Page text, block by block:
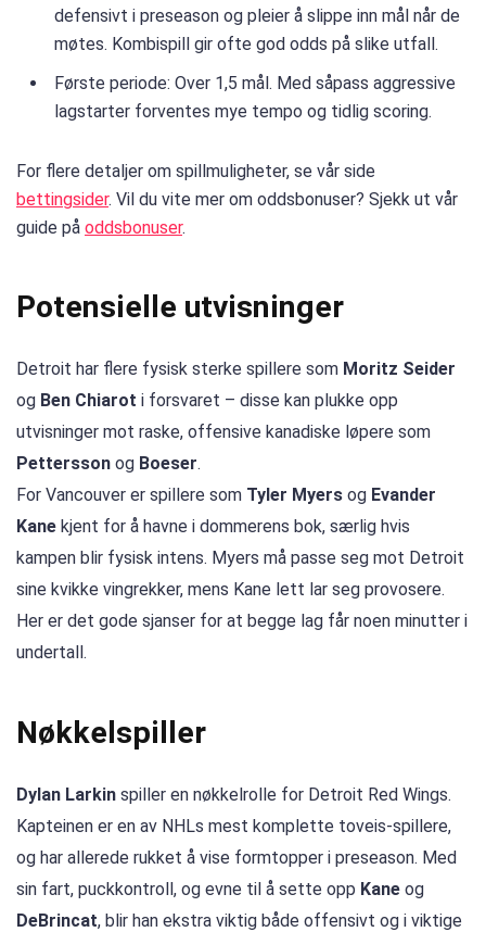
defensivt i preseason og pleier å slippe inn mål når de
møtes. Kombispill gir ofte god odds på slike utfall.
Første periode: Over 1,5 mål. Med såpass aggressive
lagstarter forventes mye tempo og tidlig scoring.
For flere detaljer om spillmuligheter, se vår side
bettingsider. Vil du vite mer om oddsbonuser? Sjekk ut vår
guide på oddsbonuser.
Potensielle utvisninger
Detroit har flere fysisk sterke spillere som Moritz Seider
og Ben Chiarot i forsvaret – disse kan plukke opp
utvisninger mot raske, offensive kanadiske løpere som
Pettersson og Boeser.
For Vancouver er spillere som Tyler Myers og Evander
Kane kjent for å havne i dommerens bok, særlig hvis
kampen blir fysisk intens. Myers må passe seg mot Detroit
sine kvikke vingrekker, mens Kane lett lar seg provosere.
Her er det gode sjanser for at begge lag får noen minutter i
undertall.
Nøkkelspiller
Dylan Larkin spiller en nøkkelrolle for Detroit Red Wings.
Kapteinen er en av NHLs mest komplette toveis-spillere,
og har allerede rukket å vise formtopper i preseason. Med
sin fart, puckkontroll, og evne til å sette opp Kane og
DeBrincat, blir han ekstra viktig både offensivt og i viktige